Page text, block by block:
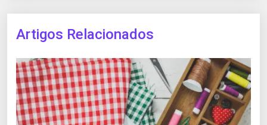
Artigos Relacionados